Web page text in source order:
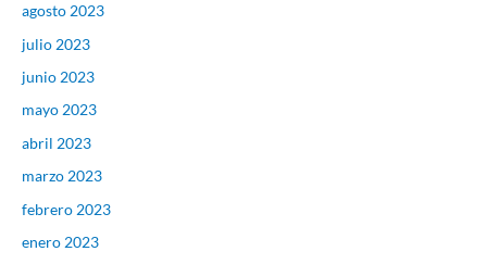
agosto 2023
julio 2023
junio 2023
mayo 2023
abril 2023
marzo 2023
febrero 2023
enero 2023